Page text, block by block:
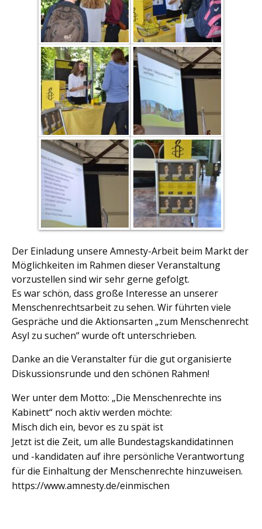
Der Einladung unsere Amnesty-Arbeit beim Markt der
Möglichkeiten im Rahmen dieser Veranstaltung
vorzustellen sind wir sehr gerne gefolgt.
Es war schön, dass große Interesse an unserer
Menschenrechtsarbeit zu sehen. Wir führten viele
Gespräche und die Aktionsarten „zum Menschenrecht
Asyl zu suchen“ wurde oft unterschrieben.
Danke an die Veranstalter für die gut organisierte
Diskussionsrunde und den schönen Rahmen!
Wer unter dem Motto: „Die Menschenrechte ins
Kabinett“ noch aktiv werden möchte:
Misch dich ein, bevor es zu spät ist
Jetzt ist die Zeit, um alle Bundestagskandidatinnen
und -kandidaten auf ihre persönliche Verantwortung
für die Einhaltung der Menschenrechte hinzuweisen.
https://www.amnesty.de/einmischen